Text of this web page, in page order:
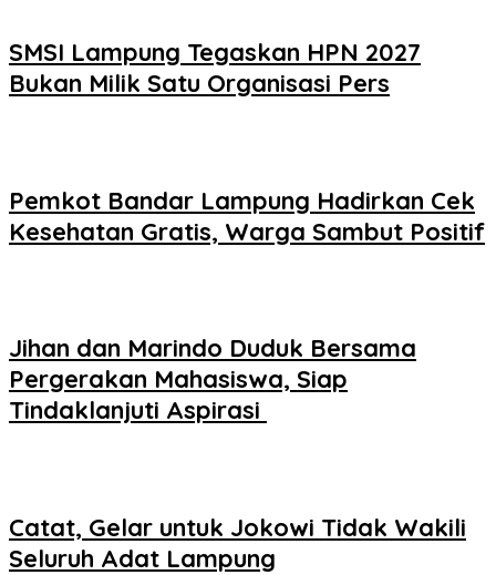
SMSI Lampung Tegaskan HPN 2027
Bukan Milik Satu Organisasi Pers
Pemkot Bandar Lampung Hadirkan Cek
Kesehatan Gratis, Warga Sambut Positif
Jihan dan Marindo Duduk Bersama
Pergerakan Mahasiswa, Siap
Tindaklanjuti Aspirasi
Catat, Gelar untuk Jokowi Tidak Wakili
Seluruh Adat Lampung